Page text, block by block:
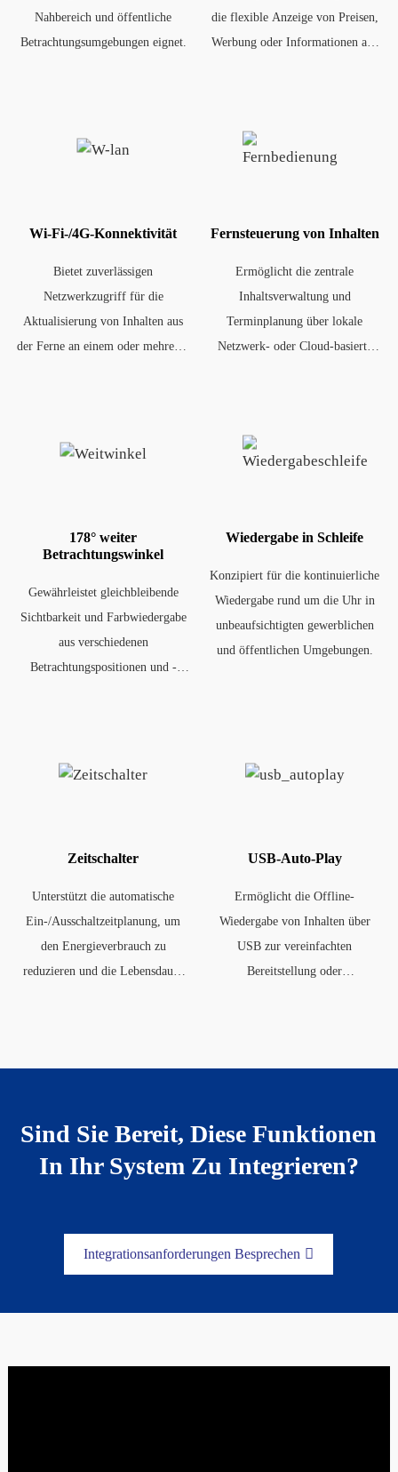
Nahbereich und öffentliche
Betrachtungsumgebungen eignet.
die flexible Anzeige von Preisen,
Werbung oder Informationen auf
Wi-Fi-/4G-Konnektivität
Bietet zuverlässigen
Netzwerkzugriff für die
Aktualisierung von Inhalten aus
der Ferne an einem oder mehreren
Fernsteuerung von Inhalten
Ermöglicht die zentrale
Inhaltsverwaltung und
Terminplanung über lokale
Netzwerk- oder Cloud-basierte
178° weiter
Betrachtungswinkel
Gewährleistet gleichbleibende
Sichtbarkeit und Farbwiedergabe
aus verschiedenen
Betrachtungspositionen und -
Wiedergabe in Schleife
Konzipiert für die kontinuierliche
Wiedergabe rund um die Uhr in
unbeaufsichtigten gewerblichen
und öffentlichen Umgebungen.
Zeitschalter
Unterstützt die automatische
Ein-/Ausschaltzeitplanung, um
den Energieverbrauch zu
reduzieren und die Lebensdauer
USB-Auto-Play
Ermöglicht die Offline-
Wiedergabe von Inhalten über
USB zur vereinfachten
Bereitstellung oder
Sind Sie Bereit, Diese Funktionen
In Ihr System Zu Integrieren?
Integrationsanforderungen Besprechen